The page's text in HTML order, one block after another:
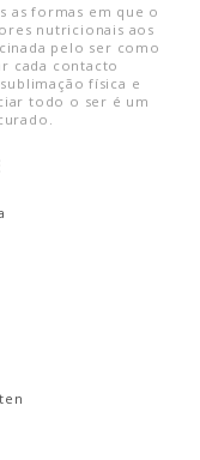
as formas em que o
nutricionais aos
pelo ser como
cada contacto
física e
todo o ser é um